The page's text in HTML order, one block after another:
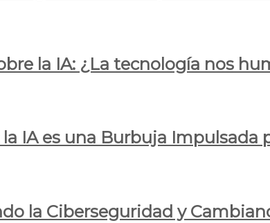
la IA: ¿La tecnología nos
IA es una Burbuja Impulsada
la Ciberseguridad y